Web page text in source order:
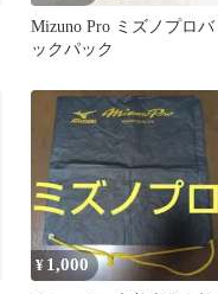
Mizuno Pro ミズノプロバ
ックパック
¥ 1,000